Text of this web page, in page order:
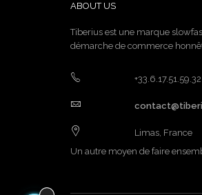
ABOUT US
Tiberius est une marque
démarche de commerce
+33.6.17.51.59.32
Limas, France
Un autre moyen de faire